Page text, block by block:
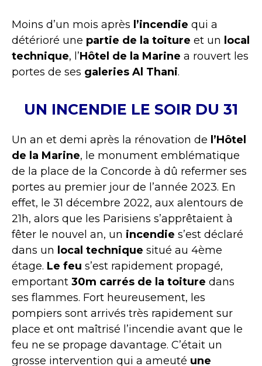
Moins d’un mois après l’incendie qui a
détérioré une partie de la toiture et un local
technique, l’Hôtel de la Marine a rouvert les
portes de ses galeries Al Thani.
UN INCENDIE LE SOIR DU 31
Un an et demi après la rénovation de l’Hôtel
de la Marine, le monument emblématique
de la place de la Concorde à dû refermer ses
portes au premier jour de l’année 2023. En
effet, le 31 décembre 2022, aux alentours de
21h, alors que les Parisiens s’apprêtaient à
fêter le nouvel an, un incendie s’est déclaré
dans un local technique situé au 4ème
étage. Le feu s’est rapidement propagé,
emportant 30m carrés de la toiture dans
ses flammes. Fort heureusement, les
pompiers sont arrivés très rapidement sur
place et ont maîtrisé l’incendie avant que le
feu ne se propage davantage. C’était un
grosse intervention qui a ameuté une